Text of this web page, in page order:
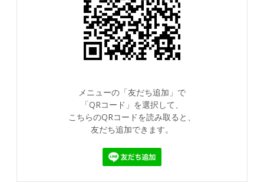
メニューの「友だち追加」で
「QRコード」を選択して、
こちらのQRコードを読み取ると、
友だち追加できます。